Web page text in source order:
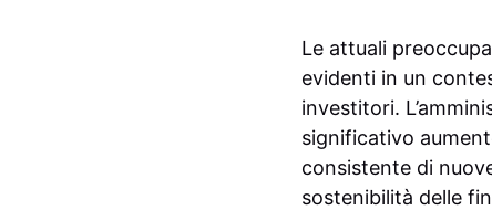
Le attuali
evidenti in un
investitori.
significativo
consistente di
sostenibilità delle